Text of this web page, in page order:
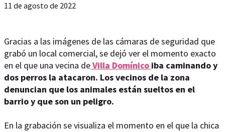
11 de agosto de 2022
Gracias a las imágenes de las cámaras de seguridad que
grabó un local comercial, se dejó ver el momento exacto
en el que una vecina deVilla Domínico iba caminando y
dos perros la atacaron. Los vecinos de la zona
denuncian que los animales están sueltos en el
barrio y que son un peligro.
En la grabación se visualiza el momento en el que la chica